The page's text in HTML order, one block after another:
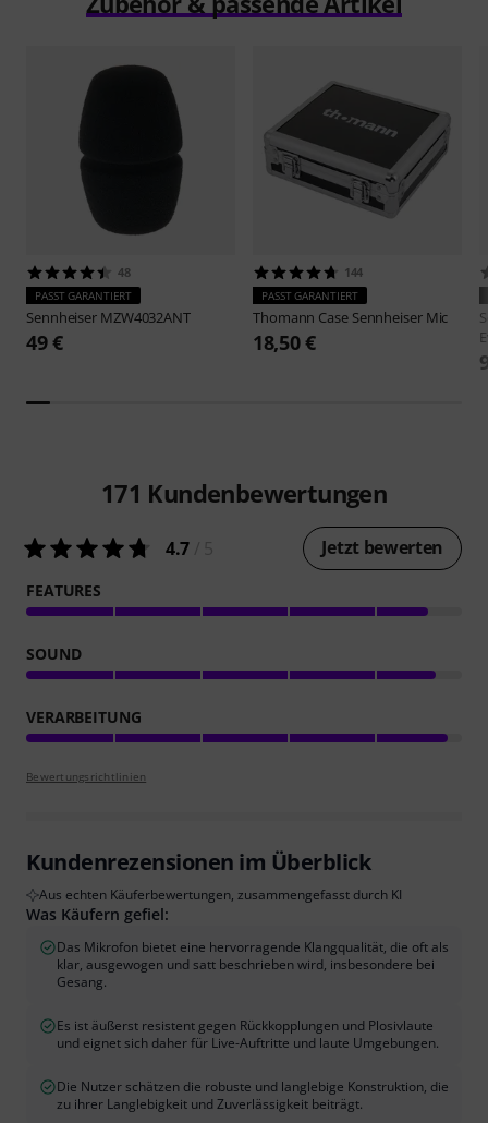
48
PASST GARANTIERT
Sennheiser MZW4032ANT
49 €
144
PASST GARANTIERT
Thomann Case Sennheiser Mic
18,50 €
171 Kundenbewertungen
4.7 Jetzt bewerten
FEATURES
SOUND
VERARBEITUNG
Bewertungsrichtlinien
Kundenrezensionen im Überblick
Aus echten Käuferbewertungen, zusammengefasst durch KI
Was Käufern gefiel:
Das Mikrofon bietet eine hervorragende Klangqualität, die oft als
klar, ausgewogen und satt beschrieben wird, insbesondere bei
Gesang.
Es ist äußerst resistent gegen Rückkopplungen und Plosivlaute
und eignet sich daher für Live-Auftritte und laute Umgebungen.
Die Nutzer schätzen die robuste und langlebige Konstruktion, die
zu ihrer Langlebigkeit und Zuverlässigkeit beiträgt.